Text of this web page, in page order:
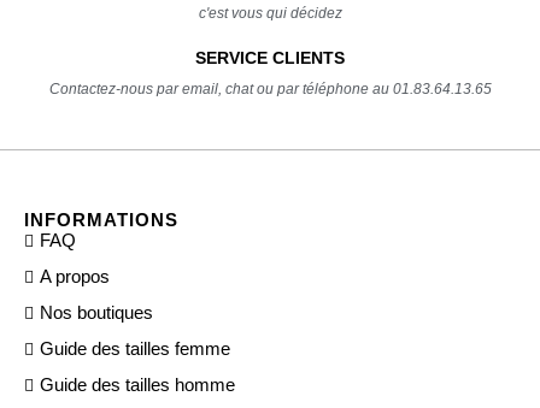
c'est vous qui décidez
SERVICE CLIENTS
Contactez-nous par email, chat ou par téléphone au 01.83.64.13.65
INFORMATIONS
FAQ
A propos
Nos boutiques
Guide des tailles femme
Guide des tailles homme